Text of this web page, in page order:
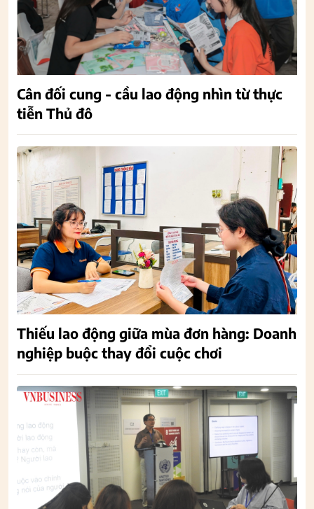
Cân đối cung - cầu lao động nhìn từ thực
tiễn Thủ đô
Thiếu lao động giữa mùa đơn hàng: Doanh
nghiệp buộc thay đổi cuộc chơi